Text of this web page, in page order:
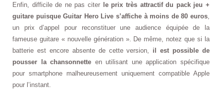
Enfin, difficile de ne pas citer le prix très attractif du pack jeu +
guitare puisque Guitar Hero Live s’affiche à moins de 80 euros
un prix d’appel pour reconstituer une audience équipée de la
fameuse guitare « nouvelle génération ». De même, notez que si la
batterie est encore absente de cette version, il est possible de
pousser la chansonnette en utilisant une application spécifique
pour smartphone malheureusement uniquement compatible Apple
pour l’instant.